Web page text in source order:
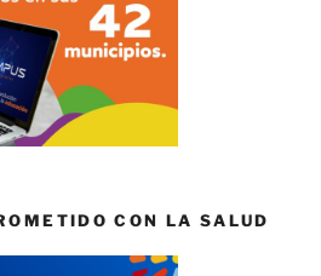
CON LA SALUD